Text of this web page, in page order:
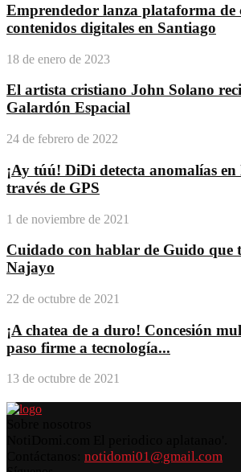
Emprendedor lanza plataforma de
contenidos digitales en Santiago
18 de enero de 2023
El artista cristiano John Solano
Galardón Espacial
24 de febrero de 2022
¡Ay túú! DiDi detecta anomalías en
través de GPS
1 de noviembre de 2021
Cuidado con hablar de Guido que
Najayo
22 de octubre de 2021
¡A chatea de a duro! Concesión
paso firme a tecnología...
13 de octubre de 2021
notidomi01@gmail.com